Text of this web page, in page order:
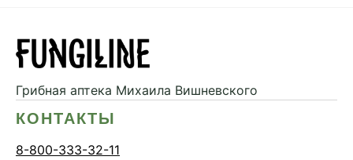
Грибная аптека Михаила Вишневского
КОНТАКТЫ
8-800-333-32-11